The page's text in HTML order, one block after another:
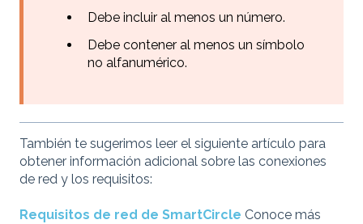
Debe incluir al menos un número.
Debe contener al menos un símbolo
no alfanumérico.
También te sugerimos leer el siguiente artículo para
obtener información adicional sobre las conexiones
de red y los requisitos:
Requisitos de red de SmartCircle Conoce más